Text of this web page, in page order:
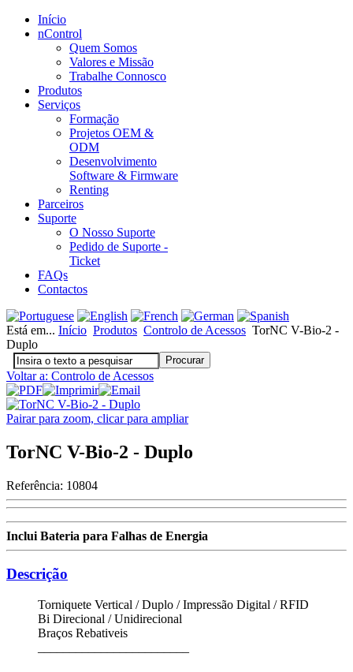
Início
nControl
Quem Somos
Valores e Missão
Trabalhe Connosco
Produtos
Serviços
Formação
Projetos OEM &
ODM
Desenvolvimento
Software & Firmware
Renting
Parceiros
Suporte
O Nosso Suporte
Pedido de Suporte -
Ticket
FAQs
Contactos
Está em... Início Produtos Controlo de Acessos TorNC V-Bio-2 -
Duplo
Voltar a: Controlo de Acessos
Pairar para zoom, clicar para ampliar
TorNC V-Bio-2 - Duplo
Referência: 10804
Inclui Bateria para Falhas de Energia
Descrição
Torniquete Vertical / Duplo / Impressão Digital / RFID
Bi Direcional / Unidirecional
Braços Rebativeis